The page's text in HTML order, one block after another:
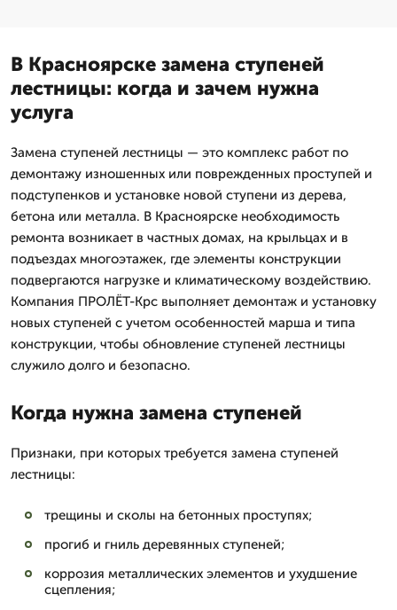
В Красноярске замена ступеней
лестницы: когда и зачем нужна
услуга
Замена ступеней лестницы — это комплекс работ по
демонтажу изношенных или поврежденных проступей и
подступенков и установке новой ступени из дерева,
бетона или металла. В Красноярске необходимость
ремонта возникает в частных домах, на крыльцах и в
подъездах многоэтажек, где элементы конструкции
подвергаются нагрузке и климатическому воздействию.
Компания ПРОЛЁТ-Крс выполняет демонтаж и установку
новых ступеней с учетом особенностей марша и типа
конструкции, чтобы обновление ступеней лестницы
служило долго и безопасно.
Когда нужна замена ступеней
Признаки, при которых требуется замена ступеней
лестницы:
трещины и сколы на бетонных проступях;
прогиб и гниль деревянных ступеней;
коррозия металлических элементов и ухудшение
сцепления;